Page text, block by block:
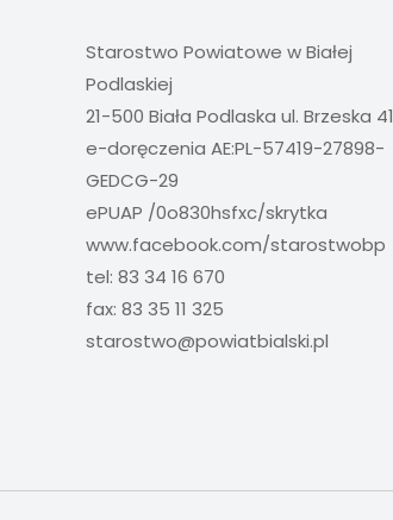
Starostwo Powiatowe w Białej
Podlaskiej
21-500 Biała Podlaska ul. Brzeska 41
e-doręczenia AE:PL-57419-27898-
GEDCG-29
ePUAP /0o830hsfxc/skrytka
www.facebook.com/starostwobp
tel: 83 34 16 670
fax: 83 35 11 325
starostwo@powiatbialski.pl